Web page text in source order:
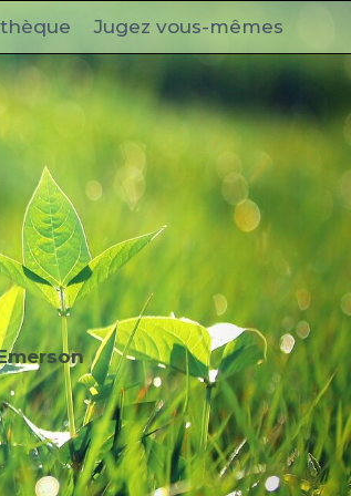
Jugez vous-mêmes